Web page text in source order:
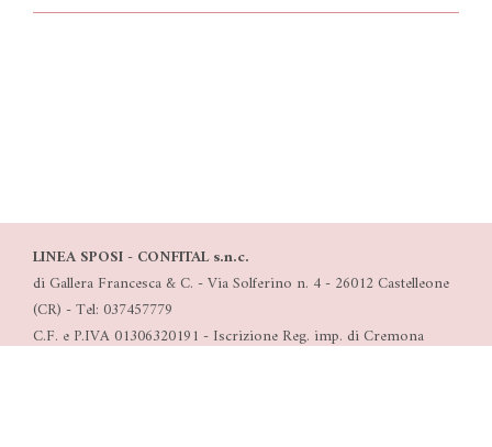
LINEA SPOSI - CONFITAL s.n.c.
di Gallera Francesca & C. - Via Solferino n. 4 - 26012 Castelleone
(CR) - Tel: 037457779
C.F. e P.IVA 01306320191 - Iscrizione Reg. imp. di Cremona